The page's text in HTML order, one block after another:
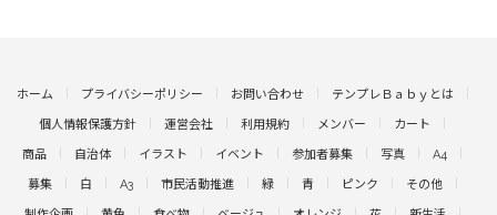
ホーム プライバシーポリシー お問い合わせ テンプレＢａｂｙとは
個人情報保護方針 運営会社 利用規約 メンバー カート
商品 自治体 イラスト イベント 参加者募集 写真 A4
募集 白 A3 市民活動推進 緑 青 ピンク その他